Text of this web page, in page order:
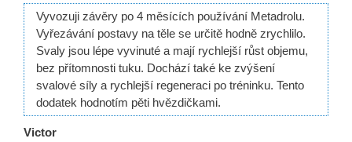
Vyvozuji závěry po 4 měsících používání Metadrolu.
Vyřezávání postavy na těle se určitě hodně zrychlilo.
Svaly jsou lépe vyvinuté a mají rychlejší růst objemu,
bez přítomnosti tuku. Dochází také ke zvýšení
svalové síly a rychlejší regeneraci po tréninku. Tento
dodatek hodnotím pěti hvězdičkami.
Victor